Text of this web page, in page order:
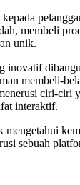
membeli
unik.
inovatif
membeli-
ciri-ciri
interaktif.
mengetahui
sebuah